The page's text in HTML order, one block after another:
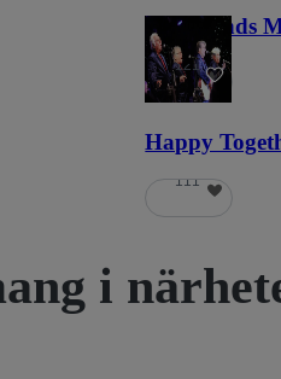
Lost Lands
121
Happy
111
i